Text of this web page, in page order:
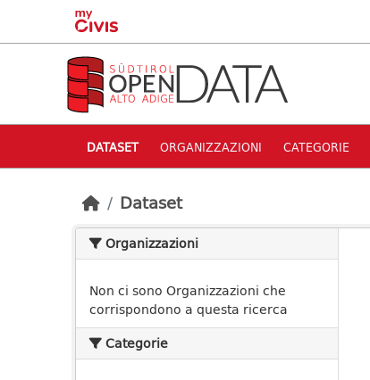
Skip to main content
DATASET ORGANIZZAZIONI CATEGORIE
Dataset
Organizzazioni
Non ci sono Organizzazioni che
corrispondono a questa ricerca
Categorie